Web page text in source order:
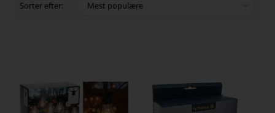
Sorter efter: